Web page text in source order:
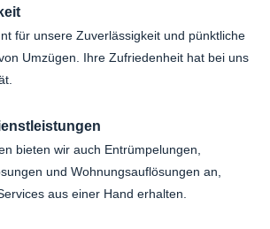
für unsere Zuverlässigkeit und pünktliche
Umzügen. Ihre Zufriedenheit hat bei uns
bieten wir auch Entrümpelungen,
und Wohnungsauflösungen an,
aus einer Hand erhalten.